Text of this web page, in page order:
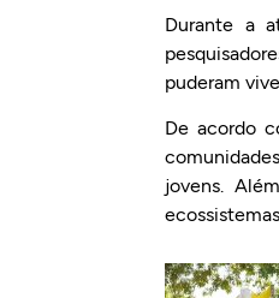
Durante a
puderam
De acordo
jovens.